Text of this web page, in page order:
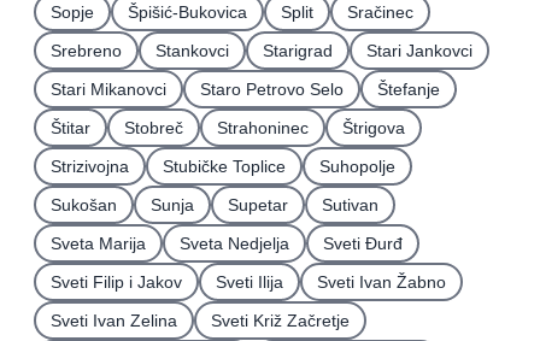
Sopje
Špišić-Bukovica Split
Sračinec
Srebreno
Stankovci Starigrad
Stari Jankovci
Stari Mikanovci
Staro Petrovo Selo
Štefanje
Štitar
Stobreč Strahoninec
Štrigova
Strizivojna
Stubičke Toplice
Suhopolje
Sukošan
Sunja Supetar
Sutivan
Sveta Marija
Sveta Nedjelja
Sveti Ðurđ
Sveti Filip i Jakov
Sveti Ilija
Sveti Ivan Žabno
Sveti Ivan Zelina
Sveti Križ Začretje